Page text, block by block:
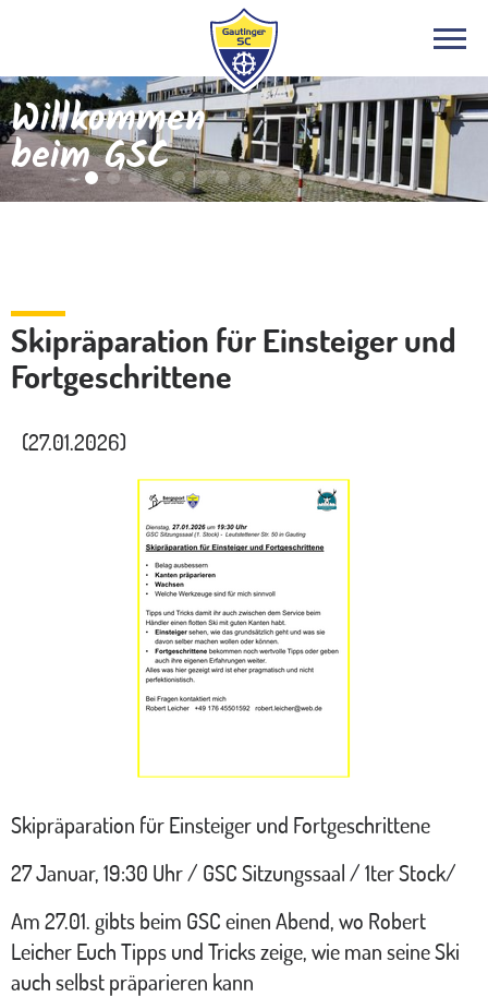
Willkommen
beim GSC
Skipräparation für Einsteiger und
Fortgeschrittene
(27.01.2026)
Skipräparation für Einsteiger und Fortgeschrittene
27 Januar, 19:30 Uhr / GSC Sitzungssaal / 1ter Stock/
Am 27.01. gibts beim GSC einen Abend, wo Robert
Leicher Euch Tipps und Tricks zeige, wie man seine Ski
auch selbst präparieren kann